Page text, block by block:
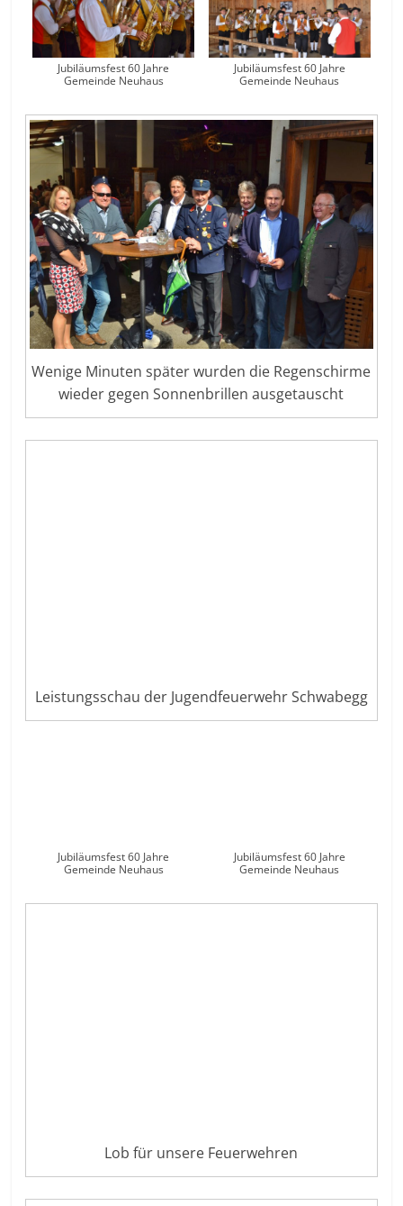
Jubiläumsfest 60 Jahre
Gemeinde Neuhaus
Jubiläumsfest 60 Jahre
Gemeinde Neuhaus
Wenige Minuten später wurden die Regenschirme
wieder gegen Sonnenbrillen ausgetauscht
Leistungsschau der Jugendfeuerwehr Schwabegg
Jubiläumsfest 60 Jahre
Gemeinde Neuhaus
Jubiläumsfest 60 Jahre
Gemeinde Neuhaus
Lob für unsere Feuerwehren